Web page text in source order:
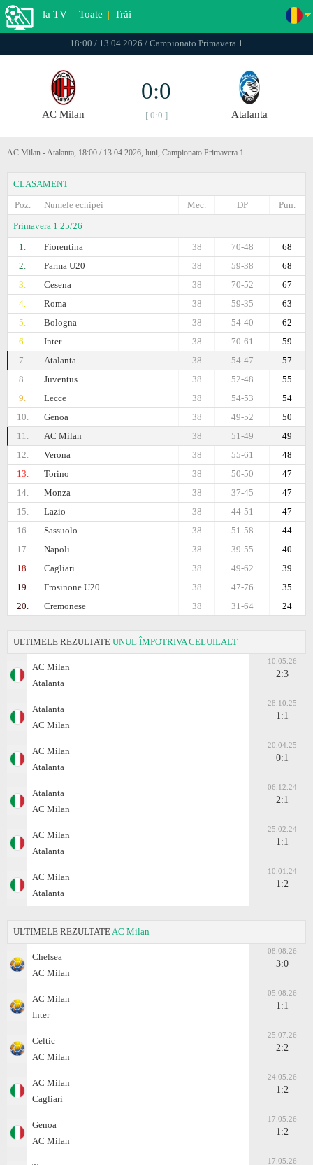
la TV | Toate | Trăi
18:00 / 13.04.2026 / Campionato Primavera 1
AC Milan
0:0
[ 0:0 ] Atalanta
AC Milan - Atalanta, 18:00 / 13.04.2026, luni, Campionato Primavera 1
CLASAMENT
Poz.
Numele echipei Pun.
DP
Mec.
Primavera 1 25/26
1.
Fiorentina 68
70-48
38
2.
Parma U20 68
59-38
38
3.
Cesena 67
70-52
38
4.
Roma 63
59-35
38
5.
Bologna 62
54-40
38
6.
Inter 59
70-61
38
7.
Atalanta 57
54-47
38
8.
Juventus 55
52-48
38
9.
Lecce 54
54-53
38
10.
Genoa 50
49-52
38
11.
AC Milan 49
51-49
38
12.
Verona 48
55-61
38
13.
Torino 47
50-50
38
14.
Monza 47
37-45
38
15.
Lazio 47
44-51
38
16.
Sassuolo 44
51-58
38
17.
Napoli 40
39-55
38
18.
Cagliari 39
49-62
38
19.
Frosinone U20 35
47-76
38
20.
Cremonese 24
31-64
38
ULTIMELE REZULTATE UNUL ÎMPOTRIVA CELUILALT
AC Milan
Atalanta
10.05.26
2:3
Atalanta
AC Milan
28.10.25
1:1
AC Milan
Atalanta
20.04.25
0:1
Atalanta
AC Milan
06.12.24
2:1
AC Milan
Atalanta
25.02.24
1:1
AC Milan
Atalanta
10.01.24
1:2
ULTIMELE REZULTATE AC Milan
Chelsea
AC Milan
08.08.26
3:0
AC Milan
Inter
05.08.26
1:1
Celtic
AC Milan
25.07.26
2:2
AC Milan
Cagliari
24.05.26
1:2
Genoa
AC Milan
17.05.26
1:2
17.05.26